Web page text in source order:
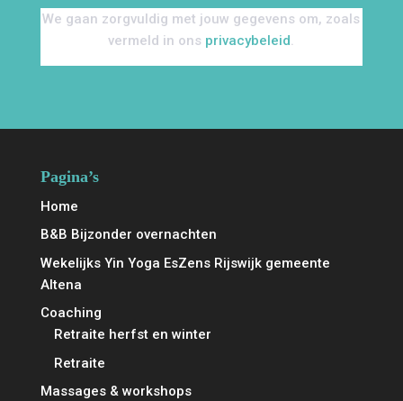
We gaan zorgvuldig met jouw gegevens om, zoals
vermeld in ons privacybeleid
Pagina’s
Home
B&B Bijzonder overnachten
Wekelijks Yin Yoga EsZens Rijswijk gemeente
Altena
Coaching
Retraite herfst en winter
Retraite
Massages & workshops